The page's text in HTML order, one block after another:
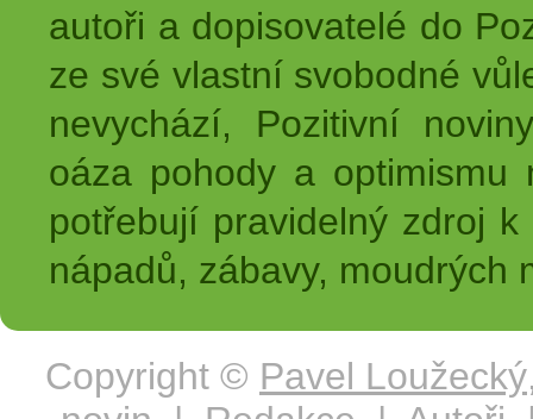
autoři a dopisovatelé do
ze své vlastní svobodné
nevychází, Pozitivní
oáza pohody a
potřebují pravidelný zdroj
nápadů, zábavy, moudrých
Copyright © Pavel Loužecký